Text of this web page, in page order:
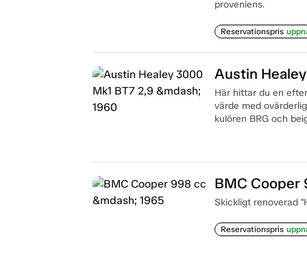
proveniens.
Reservationspris
Austin
Här hittar du en
värde med
kulören BRG och
BMC
Skickligt renoverad
Reservationspris